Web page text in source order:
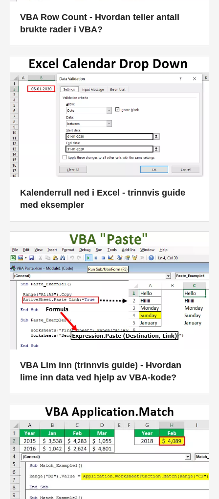
VBA Row Count - Hvordan teller antall
brukte rader i VBA?
Kalenderrull ned i Excel - trinnvis guide
med eksempler
VBA Lim inn (trinnvis guide) - Hvordan
lime inn data ved hjelp av VBA-kode?